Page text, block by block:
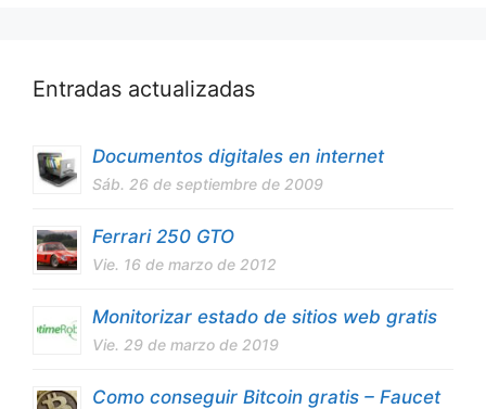
Entradas actualizadas
Documentos digitales en internet
Sáb. 26 de septiembre de 2009
Ferrari 250 GTO
Vie. 16 de marzo de 2012
Monitorizar estado de sitios web gratis
Vie. 29 de marzo de 2019
Como conseguir Bitcoin gratis – Faucet